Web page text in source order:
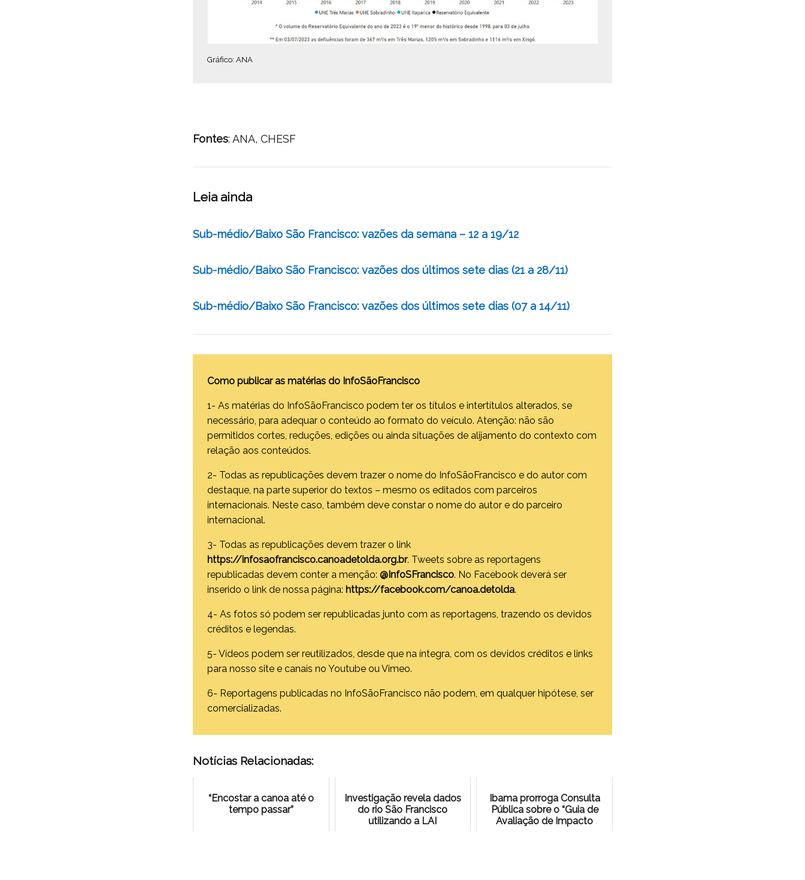
Gráfico: ANA
Fontes: ANA, CHESF
Leia ainda
Sub-médio/Baixo São Francisco: vazões da semana – 12 a 19/12
Sub-médio/Baixo São Francisco: vazões dos últimos sete dias (21 a 28/11)
Sub-médio/Baixo São Francisco: vazões dos últimos sete dias (07 a 14/11)
Como publicar as matérias do InfoSãoFrancisco
1- As matérias do InfoSãoFrancisco podem ter os títulos e intertítulos alterados, se
necessário, para adequar o conteúdo ao formato do veículo. Atenção: não são
permitidos cortes, reduções, edições ou ainda situações de alijamento do contexto com
relação aos conteúdos.
2- Todas as republicações devem trazer o nome do InfoSãoFrancisco e do autor com
destaque, na parte superior do textos – mesmo os editados com parceiros
internacionais. Neste caso, também deve constar o nome do autor e do parceiro
internacional.
3- Todas as republicações devem trazer o link
https://infosaofrancisco.canoadetolda.org.br. Tweets sobre as reportagens
republicadas devem conter a menção: @InfoSFrancisco. No Facebook deverá ser
inserido o link de nossa página: https://facebook.com/canoa.detolda.
4- As fotos só podem ser republicadas junto com as reportagens, trazendo os devidos
créditos e legendas.
5- Vídeos podem ser reutilizados, desde que na íntegra, com os devidos créditos e links
para nosso site e canais no Youtube ou Vimeo.
6- Reportagens publicadas no InfoSãoFrancisco não podem, em qualquer hipótese, ser
comercializadas.
Notícias Relacionadas:
“Encostar a canoa até o
tempo passar”
Investigação revela dados
do rio São Francisco
utilizando a LAI
Ibama prorroga Consulta
Pública sobre o “Guia de
Avaliação de Impacto